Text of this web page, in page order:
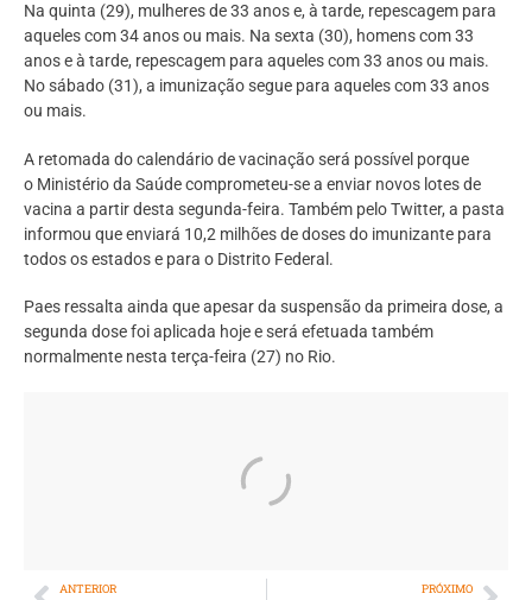
Na quinta (29), mulheres de 33 anos e, à tarde, repescagem para
aqueles com 34 anos ou mais. Na sexta (30), homens com 33
anos e à tarde, repescagem para aqueles com 33 anos ou mais.
No sábado (31), a imunização segue para aqueles com 33 anos
ou mais.
A retomada do calendário de vacinação será possível porque
o Ministério da Saúde comprometeu-se a enviar novos lotes de
vacina a partir desta segunda-feira. Também pelo Twitter, a pasta
informou que enviará 10,2 milhões de doses do imunizante para
todos os estados e para o Distrito Federal.
Paes ressalta ainda que apesar da suspensão da primeira dose, a
segunda dose foi aplicada hoje e será efetuada também
normalmente nesta terça-feira (27) no Rio.
ANTERIOR PRÓXIMO